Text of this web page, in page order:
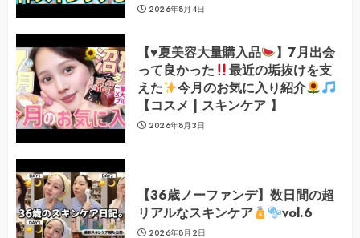
2026年8月4日
【♥️夏美容大量購入品
】7月出会
って良かった
最近の垢抜けを支
えた
今月のお気に入り紹介
【コスメ | スキンケア 】
2026年8月3日
【36歳ノーファンデ】数日間の超
リアルなスキンケア
vol.6
2026年8月2日